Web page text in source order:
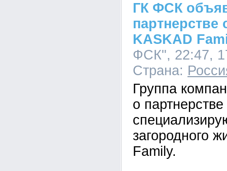
ГК ФСК
партнерстве
KASKAD
ФСК", 22:47,
Страна:
Группа
о
загородного
Family.